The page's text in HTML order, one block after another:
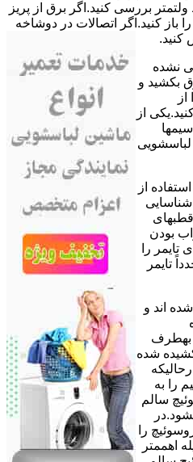
بررسی ﮐﻨﯿﺪ.اﮔﺮ ﺑﺮق از ﭘﺮﯾﺰ
باز کنید.اﮔﺮ اﺗﺼﺎﻻت در دوشاخه
کنید.
ﻧﺸﺪه
بکشید و
از
از
ﺷﻨﺎﺳﺎﯾﯽ
قطبهای
ﺑﻮدن
را
ﺗﺎﯾﻤﺮ
اند و
بهطرف
شده
را ﺑﻪ
ﺳﺎﻟﻢ
را
اهممتر